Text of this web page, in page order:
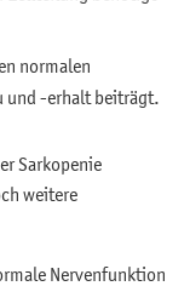
normalen
und -erhalt beiträgt.
Sarkopenie
weitere
Nervenfunktion